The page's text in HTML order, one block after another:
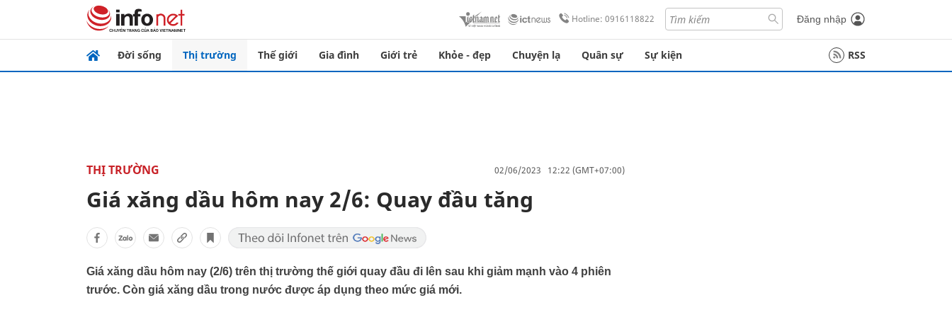
Hotline: 0916118822 Đăng nhập
Đời sống Thị trường Thế giới Gia đình Giới trẻ Khỏe - đẹp Chuyện lạ Quân sự Sự kiện RSS
THỊ TRƯỜNG 02/06/2023 12:22 (GMT+07:00)
Giá xăng dầu hôm nay 2/6: Quay đầu tăng
Giá xăng dầu hôm nay (2/6) trên thị trường thế giới quay đầu đi lên sau khi giảm mạnh vào 4 phiên
trước. Còn giá xăng dầu trong nước được áp dụng theo mức giá mới.